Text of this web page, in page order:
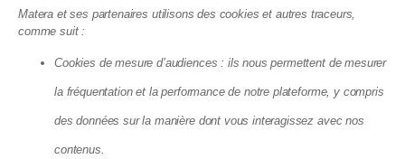
Espace client
Obtenir un devis
Syndic France
Matera et ses partenaires utilisons des cookies et autres traceurs,
comme suit :
Cookies de mesure d’audiences : ils nous permettent de mesurer
la fréquentation et la performance de notre plateforme, y compris
des données sur la manière dont vous interagissez avec nos
contenus.